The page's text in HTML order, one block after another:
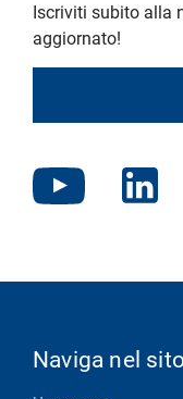
Iscriviti subito alla
aggiornato!
Naviga nel